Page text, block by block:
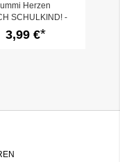
Herzen
SCHULKIND! -
3,99 €